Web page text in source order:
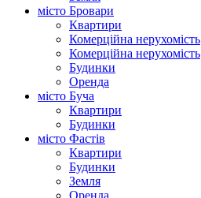
місто Бровари
Квартири
Комерційна нерухомість
Комерційна нерухомість
Будинки
Оренда
місто Буча
Квартири
Будинки
місто Фастів
Квартири
Будинки
Земля
Оренда